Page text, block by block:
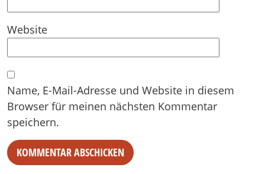
Website
Name, E-Mail-Adresse und Website in diesem
Browser für meinen nächsten Kommentar
speichern.